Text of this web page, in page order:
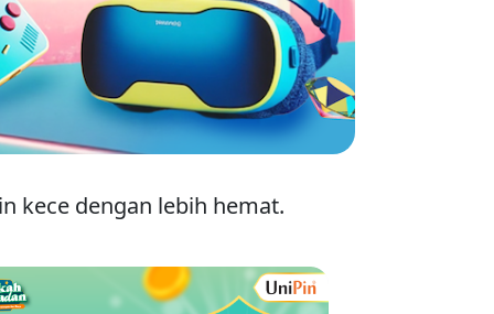
kece dengan lebih hemat.